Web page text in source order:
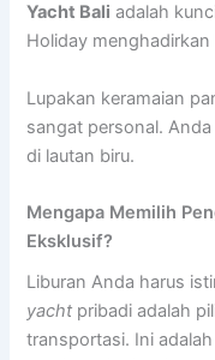
Yacht Bali adalah
Holiday
Lupakan keramaian
sangat personal.
di lautan biru.
Mengapa Memilih
Eksklusif?
Liburan Anda harus
yacht pribadi adalah
transportasi. Ini